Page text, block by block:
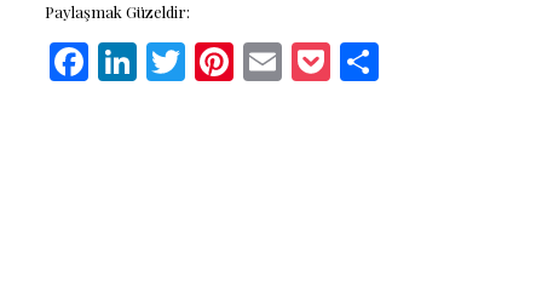
Paylaşmak Güzeldir:
Facebook
LinkedIn
Twitter
Pinterest
EmailPocketShare